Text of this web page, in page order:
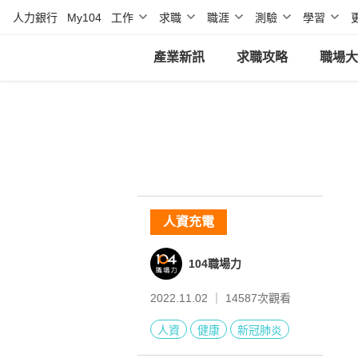
人力銀行 My104 工作 求職 職涯 測驗 學習
產業新訊 求職攻略 職場
人資充電
104職場力
2022.11.02 ｜ 14587次觀看
人資 健康 新冠肺炎